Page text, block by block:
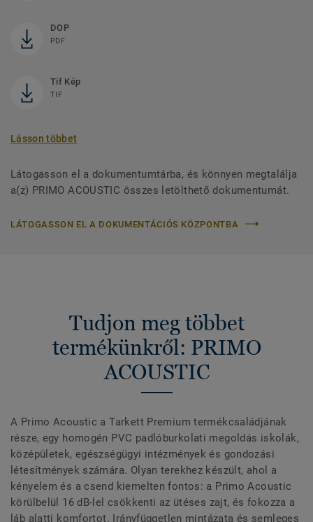
DOP
PDF
Tif Kép
TIF
Lásson többet
Látogasson el a dokumentumtárba, és könnyen megtalálja
a(z) PRIMO ACOUSTIC összes letölthető dokumentumát.
LÁTOGASSON EL A DOKUMENTÁCIÓS KÖZPONTBA
Tudjon meg többet
termékünkről: PRIMO
ACOUSTIC
A Primo Acoustic a Tarkett Premium termékcsaládjának
része, egy homogén PVC padlóburkolati megoldás iskolák,
középületek, egészségügyi intézmények és gondozási
létesítmények számára. Olyan terekhez készült, ahol a
kényelem és a csend kiemelten fontos: a Primo Acoustic
körülbelül 16 dB-lel csökkenti az ütéses zajt, és fokozza a
láb alatti komfortot. Irányfüggetlen mintázata és semleges